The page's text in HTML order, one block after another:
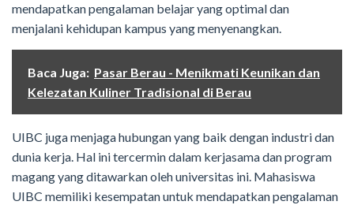
mendapatkan pengalaman belajar yang optimal dan
menjalani kehidupan kampus yang menyenangkan.
Baca Juga: Pasar Berau - Menikmati Keunikan dan
Kelezatan Kuliner Tradisional di Berau
UIBC juga menjaga hubungan yang baik dengan industri dan
dunia kerja. Hal ini tercermin dalam kerjasama dan program
magang yang ditawarkan oleh universitas ini. Mahasiswa
UIBC memiliki kesempatan untuk mendapatkan pengalaman